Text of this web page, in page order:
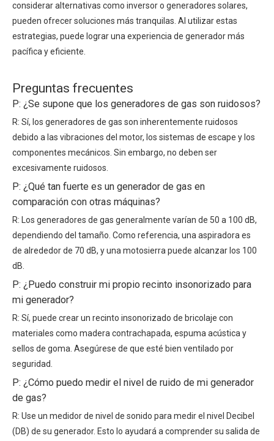
considerar alternativas como inversor o generadores solares,
pueden ofrecer soluciones más tranquilas. Al utilizar estas
estrategias, puede lograr una experiencia de generador más
pacífica y eficiente.
Preguntas frecuentes
P: ¿Se supone que los generadores de gas son ruidosos?
R: Sí, los generadores de gas son inherentemente ruidosos
debido a las vibraciones del motor, los sistemas de escape y los
componentes mecánicos. Sin embargo, no deben ser
excesivamente ruidosos.
P: ¿Qué tan fuerte es un generador de gas en
comparación con otras máquinas?
R: Los generadores de gas generalmente varían de 50 a 100 dB,
dependiendo del tamaño. Como referencia, una aspiradora es
de alrededor de 70 dB, y una motosierra puede alcanzar los 100
dB.
P: ¿Puedo construir mi propio recinto insonorizado para
mi generador?
R: Sí, puede crear un recinto insonorizado de bricolaje con
materiales como madera contrachapada, espuma acústica y
sellos de goma. Asegúrese de que esté bien ventilado por
seguridad.
P: ¿Cómo puedo medir el nivel de ruido de mi generador
de gas?
R: Use un medidor de nivel de sonido para medir el nivel Decibel
(DB) de su generador. Esto lo ayudará a comprender su salida de